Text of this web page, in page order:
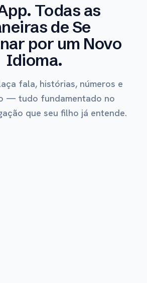
Todas as
de Se
por um Novo
Idioma.
fala, histórias, números e
— tudo fundamentado no
que seu filho já entende.